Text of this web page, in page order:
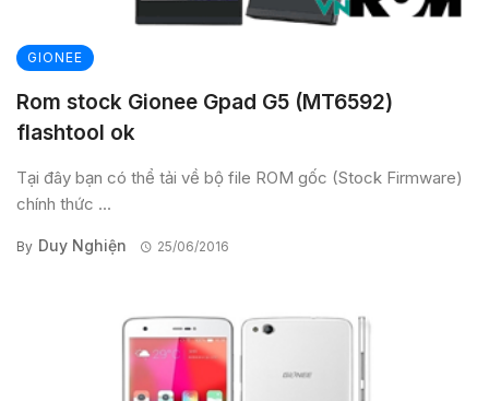
GIONEE
Rom stock Gionee Gpad G5 (MT6592)
flashtool ok
Tại đây bạn có thể tải về bộ file ROM gốc (Stock Firmware)
chính thức ...
By Duy Nghiện 25/06/2016